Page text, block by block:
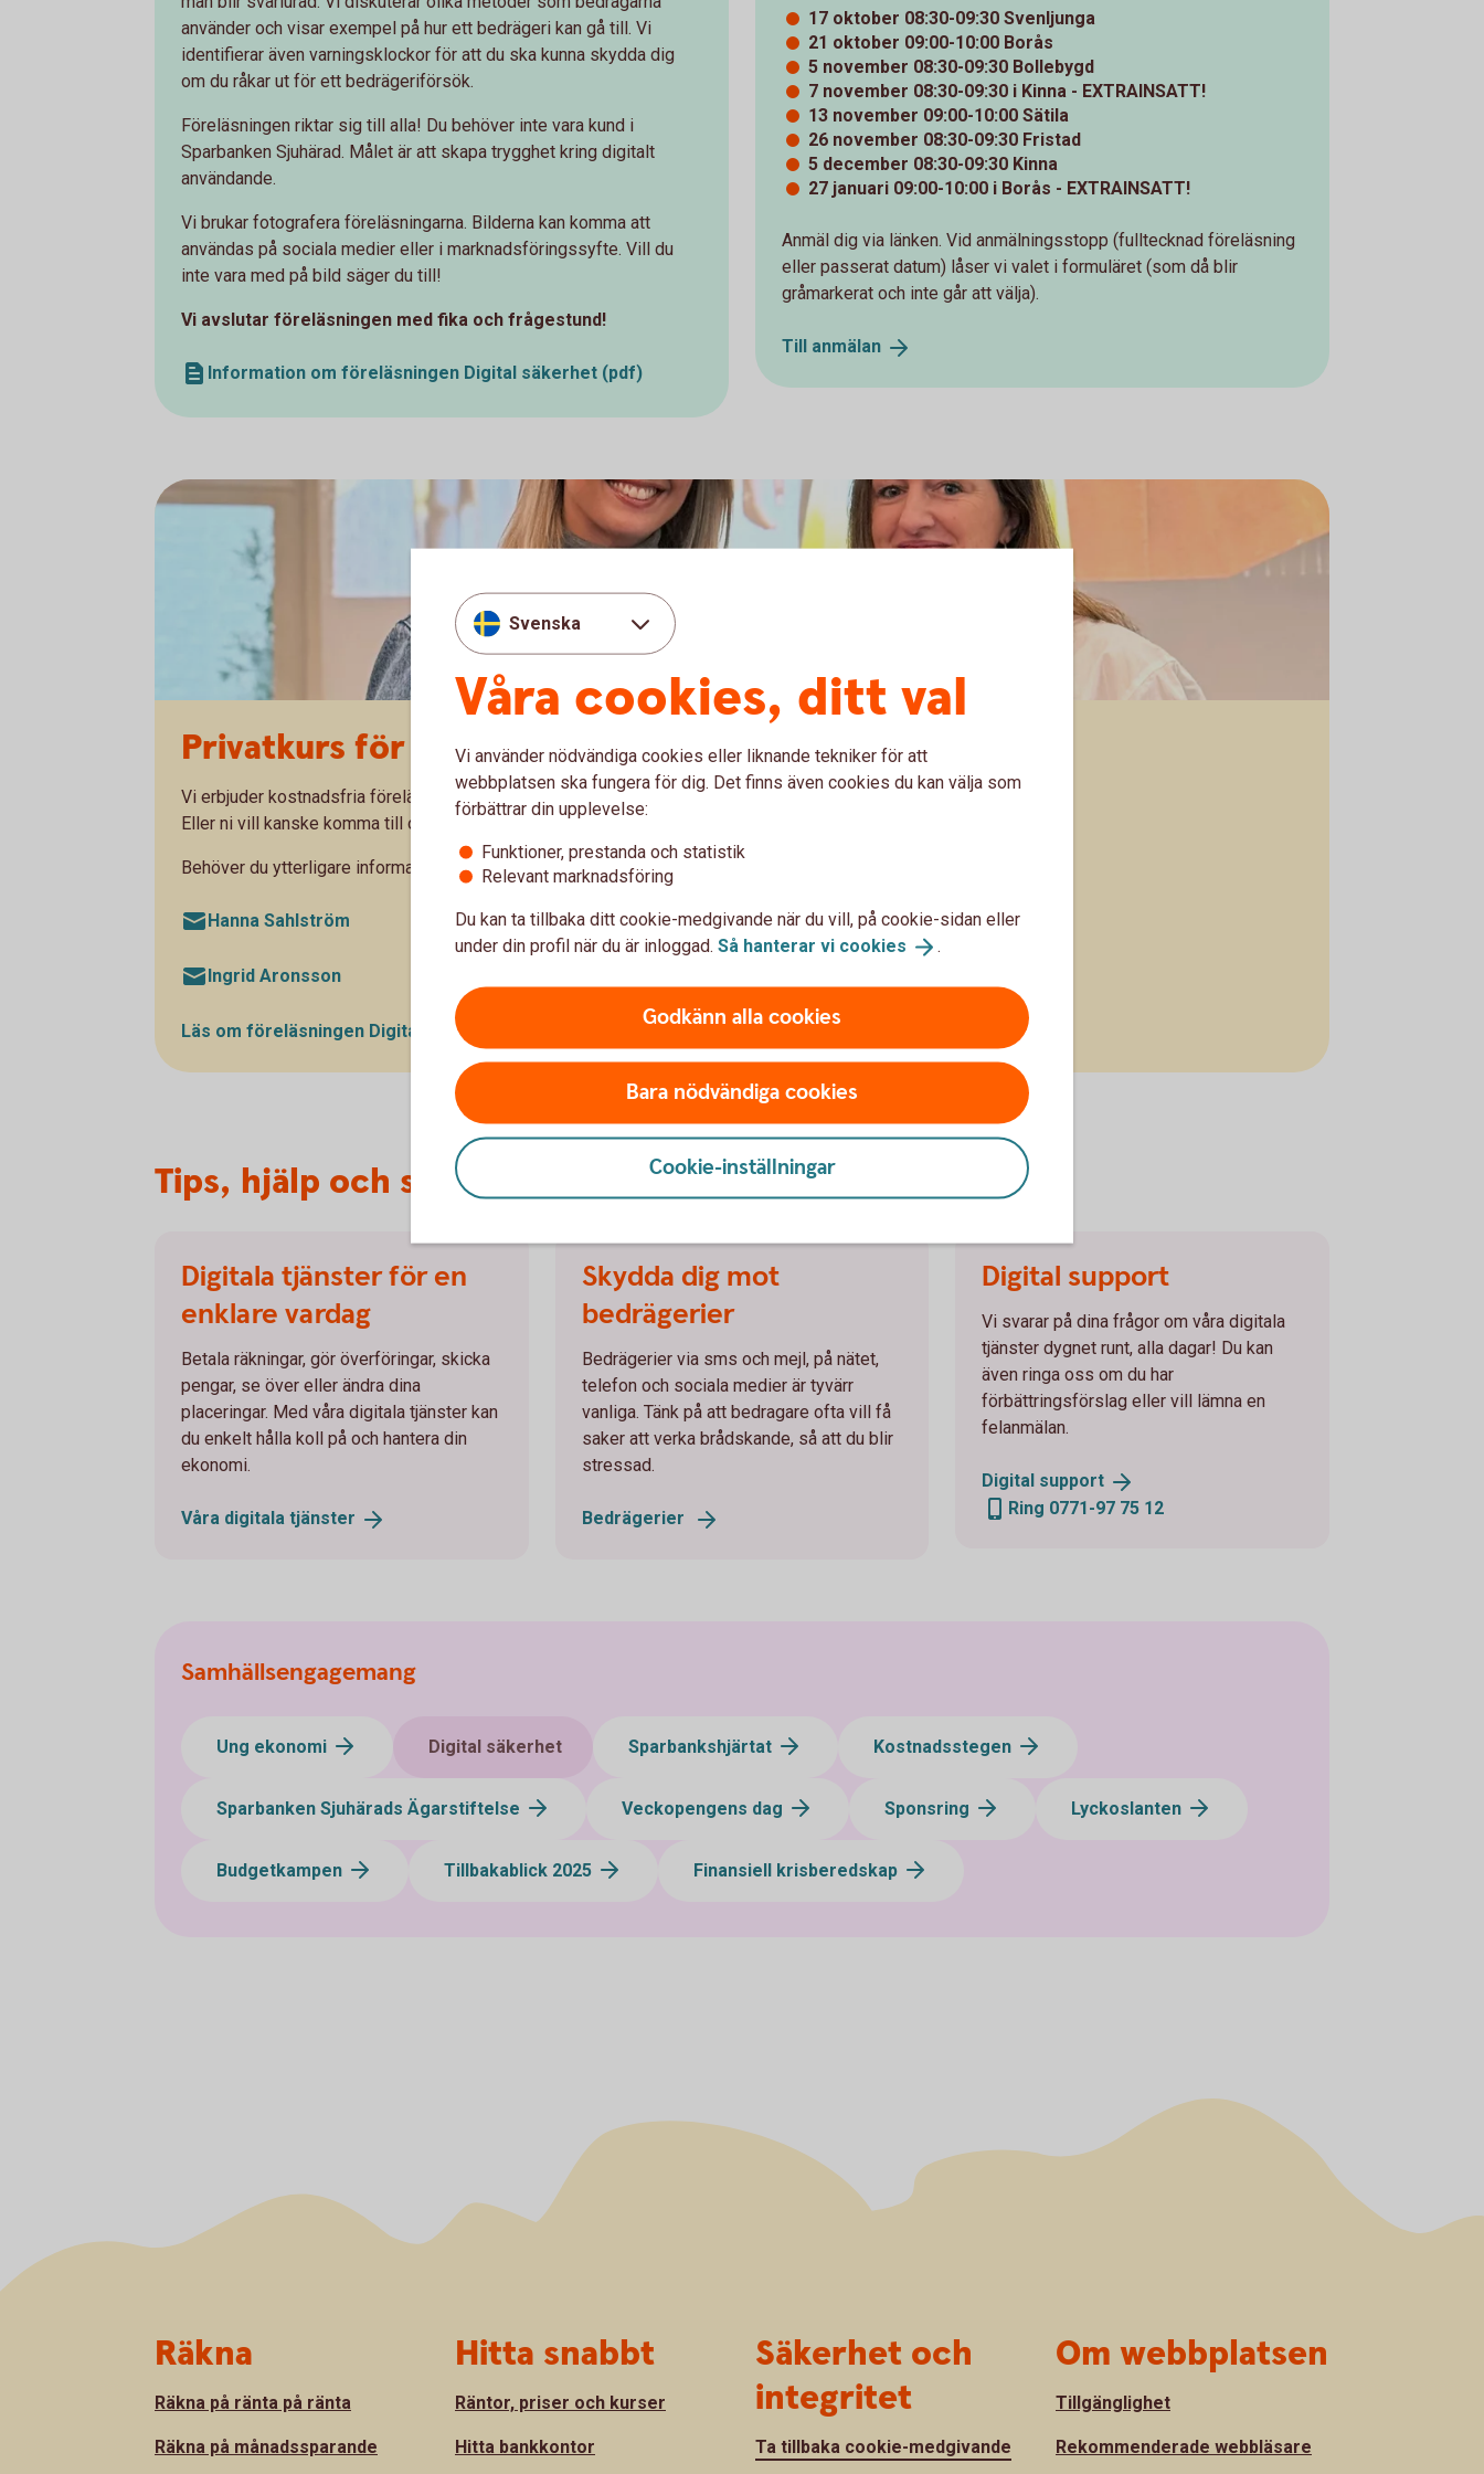
använder och visar exempel på hur ett bedrägeri kan gå till. Vi
identifierar även varningsklockor för att du ska kunna skydda dig
om du råkar ut för ett bedrägeriförsök.
Föreläsningen riktar sig till alla! Du behöver inte vara kund i
Sparbanken Sjuhärad. Målet är att skapa trygghet kring digitalt
användande.
Vi brukar fotografera föreläsningarna. Bilderna kan komma att
användas på sociala medier eller i marknadsföringssyfte. Vill du
inte vara med på bild säger du till!
Vi avslutar föreläsningen med fika och frågestund!
Information om föreläsningen Digital säkerhet (pdf)
17 oktober 08:30-09:30 Svenljunga
21 oktober 09:00-10:00 Borås
5 november 08:30-09:30 Bollebygd
7 november 08:30-09:30 i Kinna - EXTRAINSATT!
13 november 09:00-10:00 Sätila
26 november 08:30-09:30 Fristad
5 december 08:30-09:30 Kinna
27 januari 09:00-10:00 i Borås - EXTRAINSATT!
Anmäl dig via länken. Vid anmälningsstopp (fulltecknad föreläsning
eller passerat datum) låser vi valet i formuläret (som då blir
gråmarkerat och inte går att välja).
Till anmälan
Privatkurs för föreningar och nätverk
Vi erbjuder kostnadsfria föreläsningar för föreningar och nätverk. Vi besöker er gärna!
Eller ni vill kanske komma till oss på banken?
Behöver du ytterligare information? Kontakta någon av oss så berättar vi mer.
Hanna Sahlström
Ingrid Aronsson
Läs om föreläsningen Digital säkerhet
Tips, hjälp och support
Digitala tjänster för en
enklare vardag
Betala räkningar, gör överföringar, skicka
pengar, se över eller ändra dina
placeringar. Med våra digitala tjänster kan
du enkelt hålla koll på och hantera din
ekonomi.
Våra digitala tjänster
Skydda dig mot
bedrägerier
Bedrägerier via sms och mejl, på nätet,
telefon och sociala medier är tyvärr
vanliga. Tänk på att bedragare ofta vill få
saker att verka brådskande, så att du blir
stressad.
Bedrägerier
Digital support
Vi svarar på dina frågor om våra digitala
tjänster dygnet runt, alla dagar! Du kan
även ringa oss om du har
förbättringsförslag eller vill lämna en
felanmälan.
Digital support
Ring 0771-97 75 12
Samhällsengagemang
Ung ekonomi Digital säkerhet Sparbankshjärtat Kostnadsstegen
Sparbanken Sjuhärads Ägarstiftelse Veckopengens dag Sponsring Lyckoslanten
Budgetkampen Tillbakablick 2025 Finansiell krisberedskap
Svenska
Våra cookies, ditt val
Vi använder nödvändiga cookies eller liknande tekniker för att
webbplatsen ska fungera för dig. Det finns även cookies du kan välja som
förbättrar din upplevelse:
Funktioner, prestanda och statistik
Relevant marknadsföring
Du kan ta tillbaka ditt cookie-medgivande när du vill, på cookie-sidan eller
under din profil när du är inloggad. Så hanterar vi cookies .
Godkänn alla cookies
Bara nödvändiga cookies
Cookie-inställningar
Räkna
Räkna på ränta på ränta
Räkna på månadssparande
Hitta snabbt
Räntor, priser och kurser
Hitta bankkontor
Säkerhet och
integritet
Ta tillbaka cookie-medgivande
Om webbplatsen
Tillgänglighet
Rekommenderade webbläsare